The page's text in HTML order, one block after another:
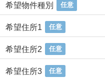
希望物件種別 任意
希望住所1 任意
希望住所2 任意
希望住所3 任意